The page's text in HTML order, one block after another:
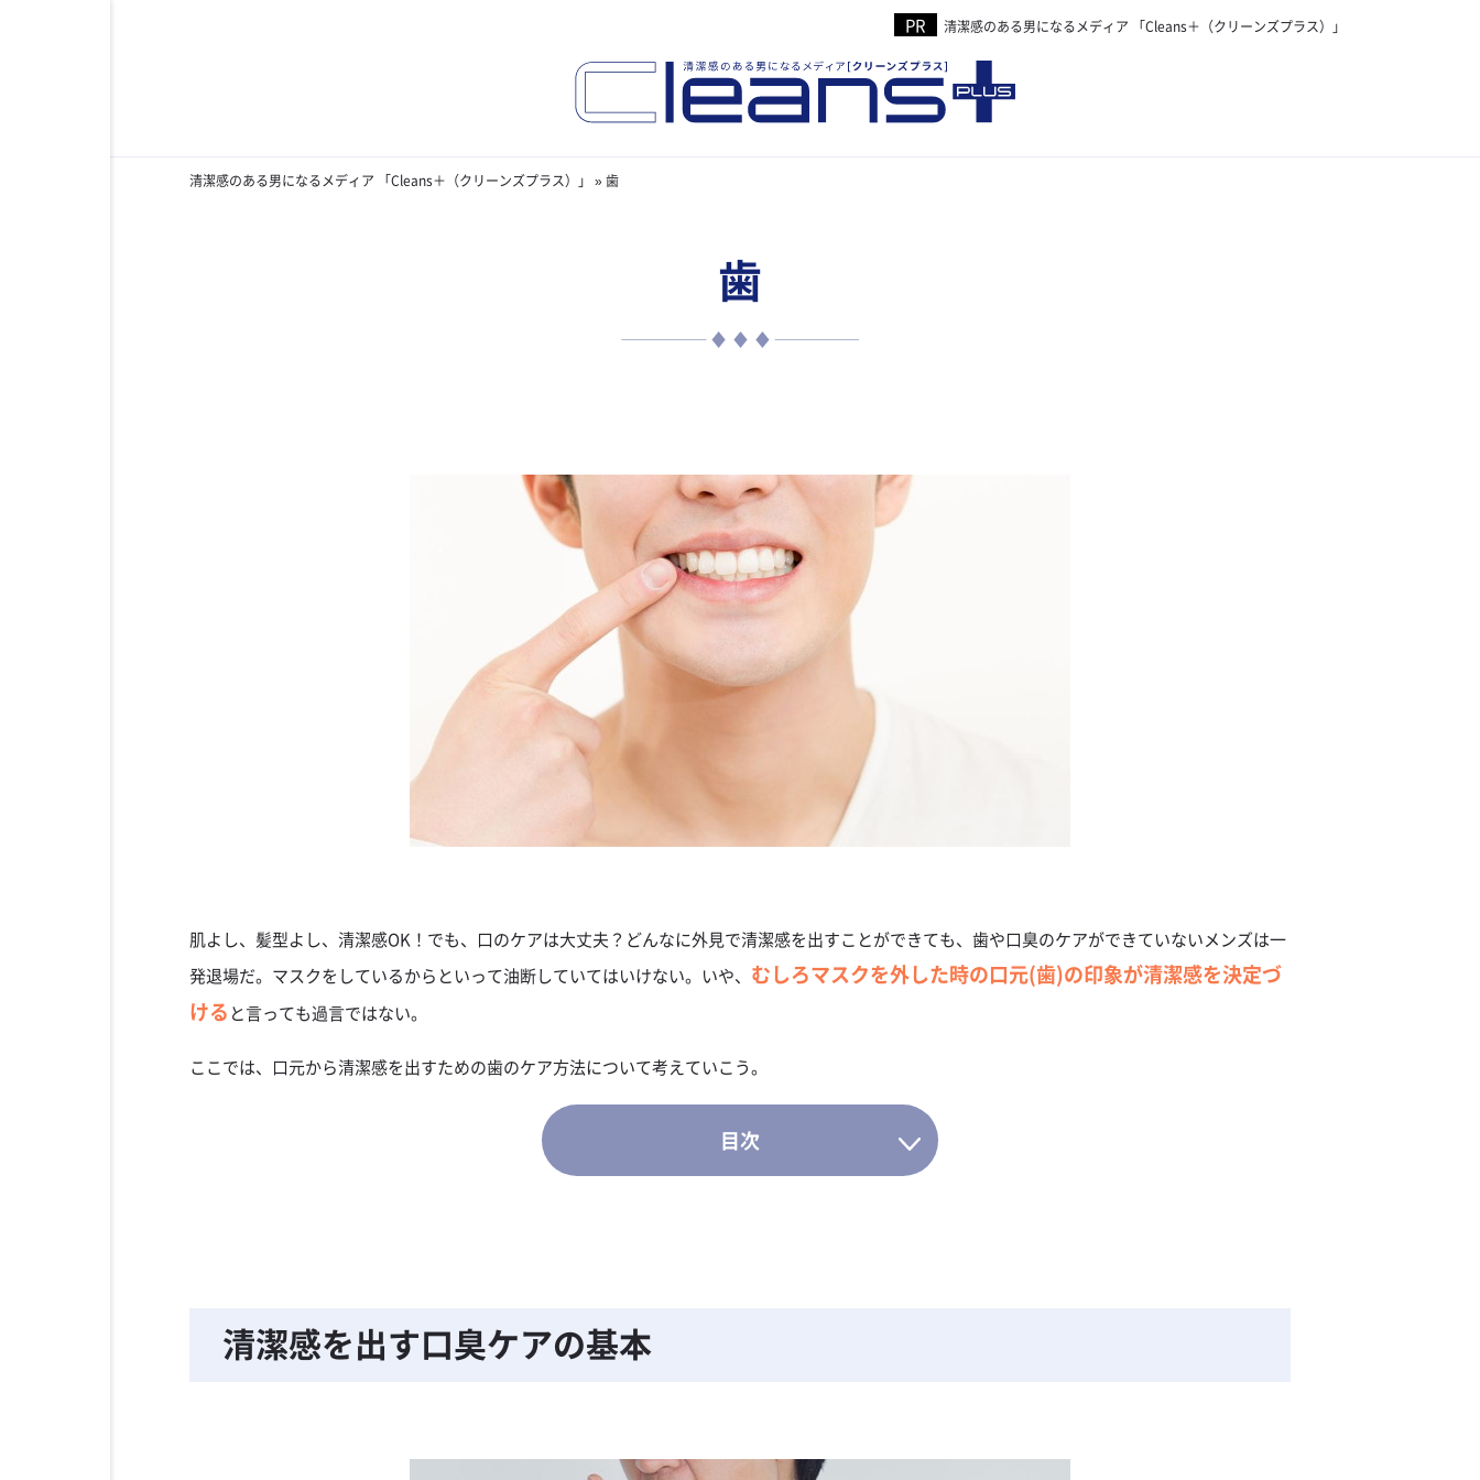
清潔感のある男になるメディア 「Cleans＋（クリーンズプラス）」
清潔感のある男になるメディア 「Cleans＋（クリーンズプラス）」 »歯
歯
肌よし、髪型よし、清潔感OK！でも、口のケアは大丈夫？どんなに外見で清潔感を出すことができても、歯や口臭のケアができていないメンズは一
発退場だ。マスクをしているからといって油断していてはいけない。いや、 むしろマスクを外した時の口元(歯)の印象が清潔感を決定づ
ける と言っても過言ではない。
ここでは、口元から清潔感を出すための歯のケア方法について考えていこう。
清潔感を出す口臭ケアの基本